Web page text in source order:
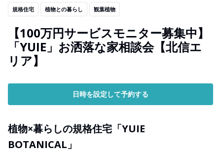
規格住宅 植物との暮らし 観葉植物
【100万円サービスモニター募集中】
「YUIE」お洒落な家相談会【北信エ
リア】
日時を設定して予約する
植物×暮らしの規格住宅「YUIE
BOTANICAL」